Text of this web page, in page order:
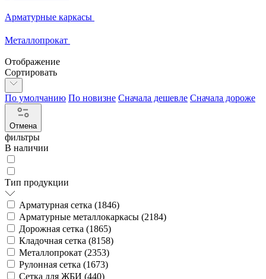
Арматурные каркасы
Металлопрокат
Отображение
Сортировать
По умолчанию По новизне Сначала дешевле Сначала дороже
Отмена
фильтры
В наличии
Тип продукции
Арматурная сетка (1846)
Арматурные металлокаркасы (2184)
Дорожная сетка (1865)
Кладочная сетка (8158)
Металлопрокат (2353)
Рулонная сетка (1673)
Сетка для ЖБИ (440)